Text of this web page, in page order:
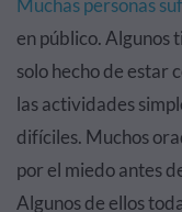
Muchas personas
en público. Algunos
solo hecho de estar
las actividades
difíciles. Muchos
por el miedo antes
Algunos de ellos